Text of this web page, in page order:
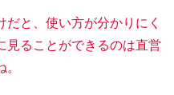
と、使い方が分かりにく
見ることができるのは直営